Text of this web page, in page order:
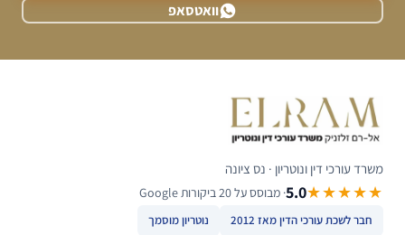
וואטסאפ
משרד עורכי דין ונוטריון · נס ציונה
★★★★★
5.0· מבוסס על 20 ביקורות Google
חבר לשכת עורכי הדין מאז 2012 נוטריון מוסמך